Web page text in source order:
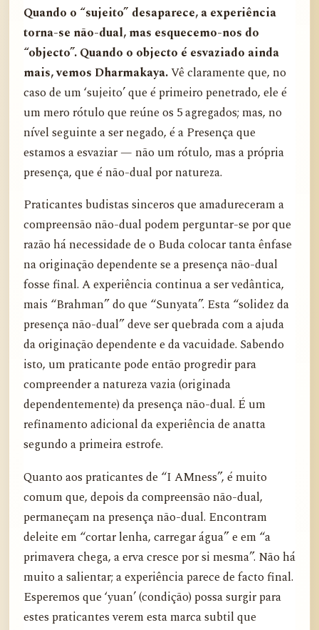
Quando o “sujeito” desaparece, a experiência
torna-se não-dual, mas esquecemo-nos do
“objecto”. Quando o objecto é esvaziado ainda
mais, vemos Dharmakaya.Vê claramente que, no
caso de um ‘sujeito’ que é primeiro penetrado, ele é
um mero rótulo que reúne os 5 agregados; mas, no
nível seguinte a ser negado, é a Presença que
estamos a esvaziar — não um rótulo, mas a própria
presença, que é não-dual por natureza.
Praticantes budistas sinceros que amadureceram a
compreensão não-dual podem perguntar-se por que
razão há necessidade de o Buda colocar tanta ênfase
na originação dependente se a presença não-dual
fosse final. A experiência continua a ser vedântica,
mais “Brahman” do que “Sunyata”. Esta “solidez da
presença não-dual” deve ser quebrada com a ajuda
da originação dependente e da vacuidade. Sabendo
isto, um praticante pode então progredir para
compreender a natureza vazia (originada
dependentemente) da presença não-dual. É um
refinamento adicional da experiência de anatta
segundo a primeira estrofe.
Quanto aos praticantes de “I AMness”, é muito
comum que, depois da compreensão não-dual,
permaneçam na presença não-dual. Encontram
deleite em “cortar lenha, carregar água” e em “a
primavera chega, a erva cresce por si mesma”. Não há
muito a salientar; a experiência parece de facto final.
Esperemos que ‘yuan’ (condição) possa surgir para
estes praticantes verem esta marca subtil que